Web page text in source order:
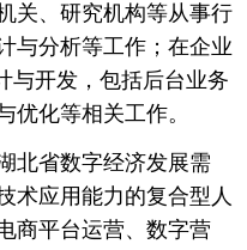
关、研究机构等从事行
与分析等工作；在企业
与开发，包括后台业务
优化等相关工作。
北省数字经济发展需
术应用能力的复合型人
商平台运营、数字营